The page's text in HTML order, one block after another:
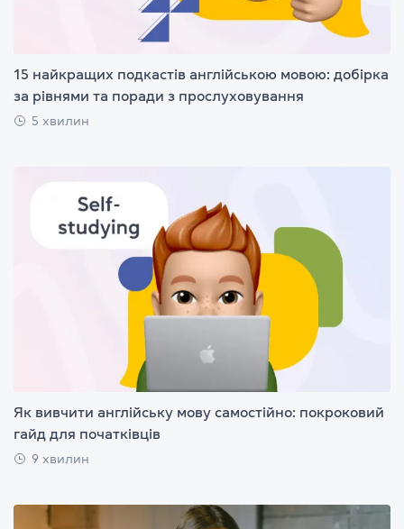
15 найкращих подкастів англійською мовою: добірка
за рівнями та поради з прослуховування
5 хвилин
Як вивчити англійську мову самостійно: покроковий
гайд для початківців
9 хвилин